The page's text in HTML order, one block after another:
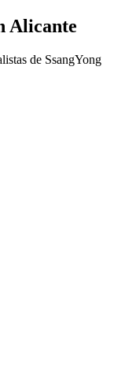
Alicante
de SsangYong